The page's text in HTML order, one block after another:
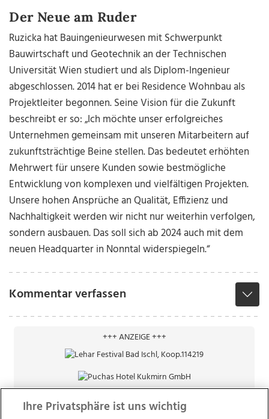
Der Neue am Ruder
Ruzicka hat Bauingenieurwesen mit Schwerpunkt
Bauwirtschaft und Geotechnik an der Technischen
Universität Wien studiert und als Diplom-Ingenieur
abgeschlossen. 2014 hat er bei Residence Wohnbau als
Projektleiter begonnen. Seine Vision für die Zukunft
beschreibt er so: „Ich möchte unser erfolgreiches
Unternehmen gemeinsam mit unseren Mitarbeitern auf
zukunftsträchtige Beine stellen. Das bedeutet erhöhten
Mehrwert für unsere Kunden sowie bestmögliche
Entwicklung von komplexen und vielfältigen Projekten.
Unsere hohen Ansprüche an Qualität, Effizienz und
Nachhaltigkeit werden wir nicht nur weiterhin verfolgen,
sondern ausbauen. Das soll sich ab 2024 auch mit dem
neuen Headquarter in Nonntal widerspiegeln.“
Kommentar verfassen
+++ ANZEIGE +++
Ihre Privatsphäre ist uns wichtig